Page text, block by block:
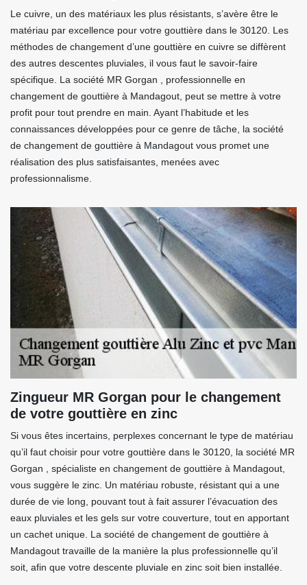
Le cuivre, un des matériaux les plus résistants, s’avère être le
matériau par excellence pour votre gouttière dans le 30120. Les
méthodes de changement d’une gouttière en cuivre se diffèrent
des autres descentes pluviales, il vous faut le savoir-faire
spécifique. La société MR Gorgan , professionnelle en
changement de gouttière à Mandagout, peut se mettre à votre
profit pour tout prendre en main. Ayant l’habitude et les
connaissances développées pour ce genre de tâche, la société
de changement de gouttière à Mandagout vous promet une
réalisation des plus satisfaisantes, menées avec
professionnalisme.
Zingueur MR Gorgan pour le changement
de votre gouttière en zinc
Si vous êtes incertains, perplexes concernant le type de matériau
qu’il faut choisir pour votre gouttière dans le 30120, la société MR
Gorgan , spécialiste en changement de gouttière à Mandagout,
vous suggère le zinc. Un matériau robuste, résistant qui a une
durée de vie long, pouvant tout à fait assurer l’évacuation des
eaux pluviales et les gels sur votre couverture, tout en apportant
un cachet unique. La société de changement de gouttière à
Mandagout travaille de la manière la plus professionnelle qu’il
soit, afin que votre descente pluviale en zinc soit bien installée.